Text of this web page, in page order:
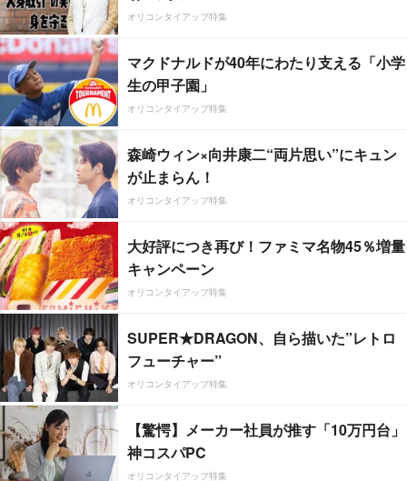
オリコンタイアップ特集
マクドナルドが40年にわたり支える「小学
生の甲子園」
オリコンタイアップ特集
森崎ウィン×向井康二“両片思い”にキュン
が止まらん！
オリコンタイアップ特集
大好評につき再び！ファミマ名物45％増量
キャンペーン
オリコンタイアップ特集
SUPER★DRAGON、自ら描いた”レトロ
フューチャー”
オリコンタイアップ特集
【驚愕】メーカー社員が推す「10万円台」
神コスパPC
オリコンタイアップ特集